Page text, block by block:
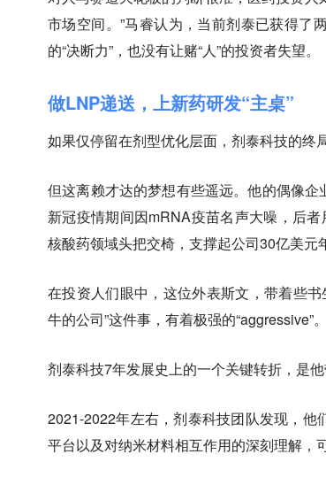
市场空间。”马睿认为，当前剂泰已获得了
的“决断力”，也没有让赌“人”的投资者失望。
做LNP递送，上新药研发“主桌”
如果仅停留在剂型优化层面，剂泰科技的终
但这离赖才达的梦想有些遥远。他的偶像
新冠疫情期间因mRNA疫苗名声大噪，后
核酸药领域头把交椅，支撑起公司30亿美元
在投资人们眼中，这位外表斯文，带着些
牛的公司”这件事，有着极强的“aggressive”。
剂泰科技7年发展史上的一个关键转折，是
2021-2022年左右，剂泰科技团队发现，
平台以及对纳米材料相互作用的深刻理解，